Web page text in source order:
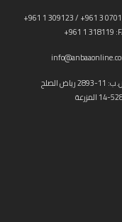
+961 1 309123 / +961 3
+961 1 318119
رياض الصلح
المزرعة